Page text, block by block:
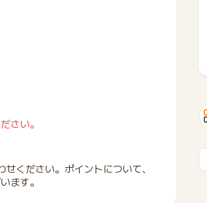
さい。
せください。ポイントについて、
ます。